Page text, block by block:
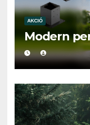
AKCIÓ
Modern